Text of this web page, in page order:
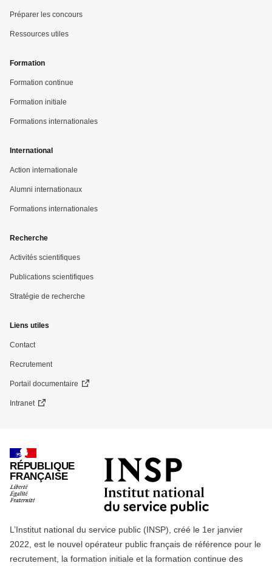
Préparer les concours
Ressources utiles
Formation
Formation continue
Formation initiale
Formations internationales
International
Action internationale
Alumni internationaux
Formations internationales
Recherche
Activités scientifiques
Publications scientifiques
Stratégie de recherche
Liens utiles
Contact
Recrutement
Portail documentaire
Intranet
RÉPUBLIQUE
FRANÇAISE
L’Institut national du service public (INSP), créé le 1er janvier
2022, est le nouvel opérateur public français de référence pour le
recrutement, la formation initiale et la formation continue des